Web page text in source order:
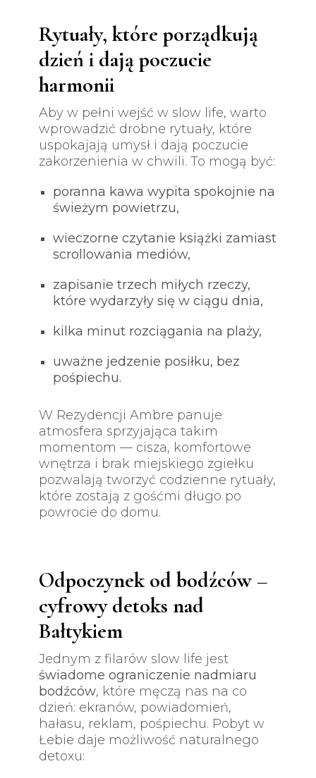
Rytuały, które porządkują
dzień i dają poczucie
harmonii
Aby w pełni wejść w slow life, warto
wprowadzić drobne rytuały, które
uspokajają umysł i dają poczucie
zakorzenienia w chwili. To mogą być:
poranna kawa wypita spokojnie na
świeżym powietrzu,
wieczorne czytanie książki zamiast
scrollowania mediów,
zapisanie trzech miłych rzeczy,
które wydarzyły się w ciągu dnia,
kilka minut rozciągania na plaży,
uważne jedzenie posiłku, bez
pośpiechu.
W Rezydencji Ambre panuje
atmosfera sprzyjająca takim
momentom — cisza, komfortowe
wnętrza i brak miejskiego zgiełku
pozwalają tworzyć codzienne rytuały,
które zostają z gośćmi długo po
powrocie do domu.
Odpoczynek od bodźców –
cyfrowy detoks nad
Bałtykiem
Jednym z filarów slow life jest
świadome ograniczenie nadmiaru
bodźców, które męczą nas na co
dzień: ekranów, powiadomień,
hałasu, reklam, pośpiechu. Pobyt w
Łebie daje możliwość naturalnego
detoxu: